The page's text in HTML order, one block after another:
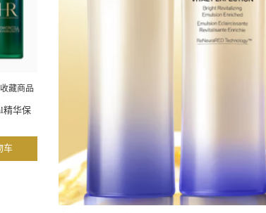
收藏商品
精华保
车